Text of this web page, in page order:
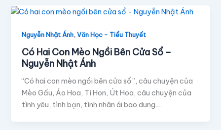
Nguyễn Nhật Ánh,Văn Học - Tiểu Thuyết
Có Hai Con Mèo Ngồi Bên Cửa Sổ –
Nguyễn Nhật Ánh
“Có hai con mèo ngồi bên cửa sổ”, câu chuyện của
Mèo Gấu, Áo Hoa, Tí Hon, Út Hoa, câu chuyện của
tình yêu, tình bạn, tình nhân ái bao dung…